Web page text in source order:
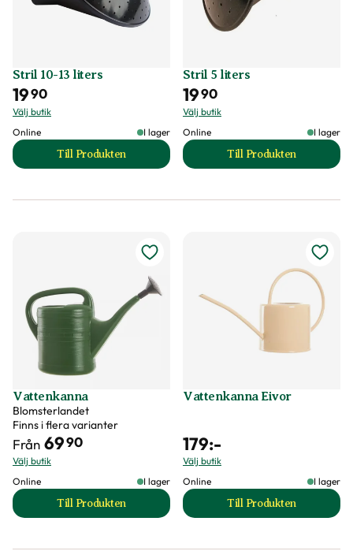
Stril 10-13 liters
1990
Välj butik
Online
I lager
Till Produkten
till Stril 10-13 liters produktsida
Stril 5 liters
1990
Välj butik
Online
I lager
Till Produkten
till Stril 5 liters
Vattenkanna
Blomsterlandet
Finns i flera varianter
Från 6990
Välj butik
Online
I lager
Till Produkten
till Vattenkanna produktsida
Vattenkanna Eivor
179:-
Välj butik
Online
I lager
Till Produkten
till Vattenkanna